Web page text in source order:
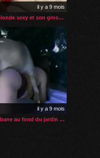
il y a 9 mois
La jeune femme blonde sexy et son gros labrador
il y a 9 mois
Elle va dans sa cabane au fond du jardin pour de la zoophilie